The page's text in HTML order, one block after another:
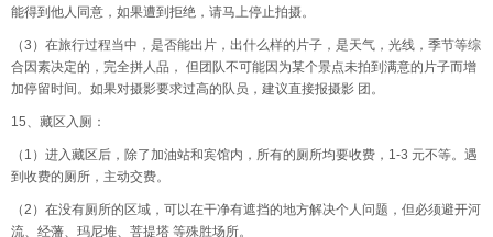
能得到他人同意，如果遭到拒绝，请马上停止拍摄。
（3）在旅行过程当中，是否能出片，出什么样的片子，是天气，光线，季节等综
合因素决定的，完全拼人品， 但团队不可能因为某个景点未拍到满意的片子而增
加停留时间。如果对摄影要求过高的队员，建议直接报摄影 团。
15、藏区入厕：
（1）进入藏区后，除了加油站和宾馆内，所有的厕所均要收费，1-3 元不等。遇
到收费的厕所，主动交费。
（2）在没有厕所的区域，可以在干净有遮挡的地方解决个人问题，但必须避开河
流、经藩、玛尼堆、菩提塔 等殊胜场所。